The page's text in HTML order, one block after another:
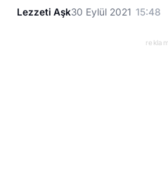
Lezzeti Aşk30 Eylül 2021 15:48
reklam